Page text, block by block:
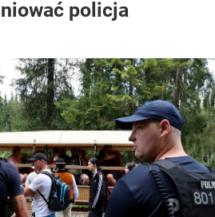
policja